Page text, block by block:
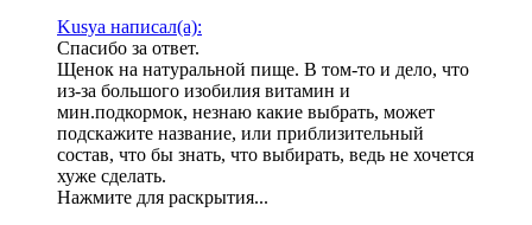
Kusya написал(а):
Спасибо за ответ.
Щенок на натуральной пище. В том-то и дело, что
из-за большого изобилия витамин и
мин.подкормок, незнаю какие выбрать, может
подскажите название, или приблизительный
состав, что бы знать, что выбирать, ведь не хочется
хуже сделать.
Нажмите для раскрытия...